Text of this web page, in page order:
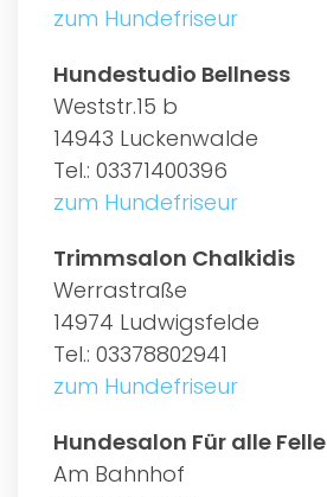
zum Hundefriseur
Hundestudio Bellness
Weststr.15 b
14943 Luckenwalde
Tel.: 03371400396
zum Hundefriseur
Trimmsalon Chalkidis
Werrastraße
14974 Ludwigsfelde
Tel.: 03378802941
zum Hundefriseur
Hundesalon Für alle Felle
Am Bahnhof